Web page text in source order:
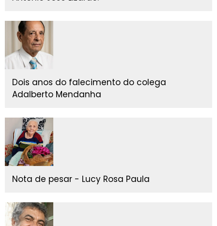
Dois anos do falecimento do colega
Adalberto Mendanha
Nota de pesar - Lucy Rosa Paula